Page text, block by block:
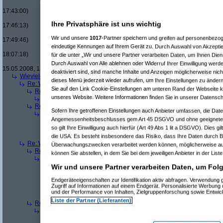
17:43:00)
17:46:13)
17:49:46)
Re(22): Men
18:07:18)
Re(23):
15.05.2008, 18:13:17)
Wieviele blus/hd-dvds habt ihr schon?
am 15.05.2008, 18:06:08)
Re: Wieviele blus/hd-dvds habt ihr schon?(ducducam 15.05.2008,
Re(2): Wieviele blus/hd-dvds habt ihr schon?(bröslam 15.05.2008,
Re(3): Wieviele blus/hd-dvds habt ihr schon? (ducducam
Re(2): Wieviele blus/hd-dvds habt ihr schon?
Re(3): Wieviele blus/hd-dvds habt ihr schon?(ducducam
Re(4): Wieviele blus/hd-dvds habt ihr schon?(hackenbusham
Re(5): Wieviele blus/hd-dvds habt ihr schon? (ducduc am
Re(6): Wieviele blus/hd-dvds habt ihr schon?(
Re: Wieviele blus/hd-dvds habt ihr schon?("without"am 15.05.2008,
Re(2): Wieviele blus/hd-dvds habt ihr schon?(ducducam
Re(3): Wieviele blus/hd-dvds habt ihr schon?
(
Re(4): Wieviele blus/hd-dvds habt ihr schon? (ducducam
am
Re(6): Wieviele blus/hd-dvds habt ihr schon?(ducducam
Re(7): Wieviele blus/hd-dvds habt ihr schon?( "without"
Re(8): Wieviele blus/hd-dvds habt ihr schon?(
Re(2): Wieviele blus/hd-dvds habt ihr schon?
Ihre Privatsphäre ist uns wichtig
Wir und unsere 1017-Partner speichern und greifen auf
eindeutige Kennungen auf Ihrem Gerät zu. Durch Auswahl von
für die unter „Wir und unsere Partner verarbeiten Daten, um Ihnen
Durch Auswahl von Alle ablehnen oder Widerruf Ihrer Einwilligung
deaktiviert sind, sind manche Inhalte und Anzeigen möglicherweise
dieses Menü jederzeit wieder aufrufen, um Ihre Einstellungen zu
Sie auf den Link Cookie-Einstellungen am unteren Rand der Webseite
unseres Website. Weitere Informationen finden Sie in unserer
Sofern Ihre getroffenen Einstellungen auch Anbieter umfassen, die
Angemessenheitsbeschlusses gem Art 45 DSGVO und ohne
so gilt Ihre Einwilligung auch hierfür (Art 49 Abs 1 lit a DSGVO). Dies
die USA. Es besteht insbesondere das Risiko, dass Ihre Daten durch
Überwachungszwecken verarbeitet werden können, möglicherweise
können Sie abstellen, in dem Sie bei dem jeweiligen Anbieter in der
Wir und unsere Partner verarbeiten Daten, um
Endgeräteeigenschaften zur Identifikation aktiv abfragen.
Zugriff auf Informationen auf einem Endgerät. Personalisierte
und der Performance von Inhalten, Zielgruppenforschung sowie
Liste der Partner (Lieferanten)